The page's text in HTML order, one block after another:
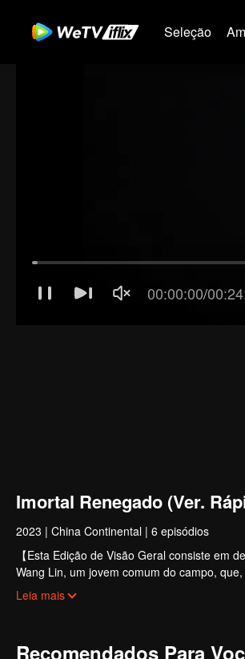
Seleção
Imortal Renegado (Ver.
2023 | China Continental | 6 episódios
【Esta Edição de Visão Geral consiste em
Wang Lin, um jovem comum do campo,
apenas pela longevidade, mas também por
Leia mais
Recomendados Para